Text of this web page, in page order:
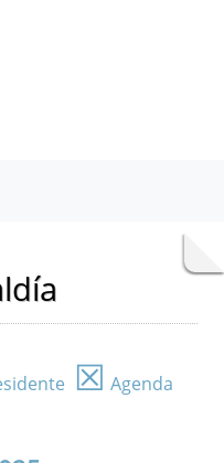
☒ Agenda